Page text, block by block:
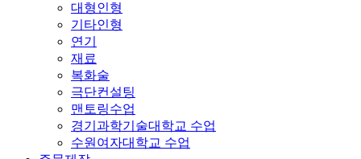
대형인형
기타인형
연기
재료
복화술
극단컨설팅
맨토링수업
경기과학기술대학교 수업
수원여자대학교 수업